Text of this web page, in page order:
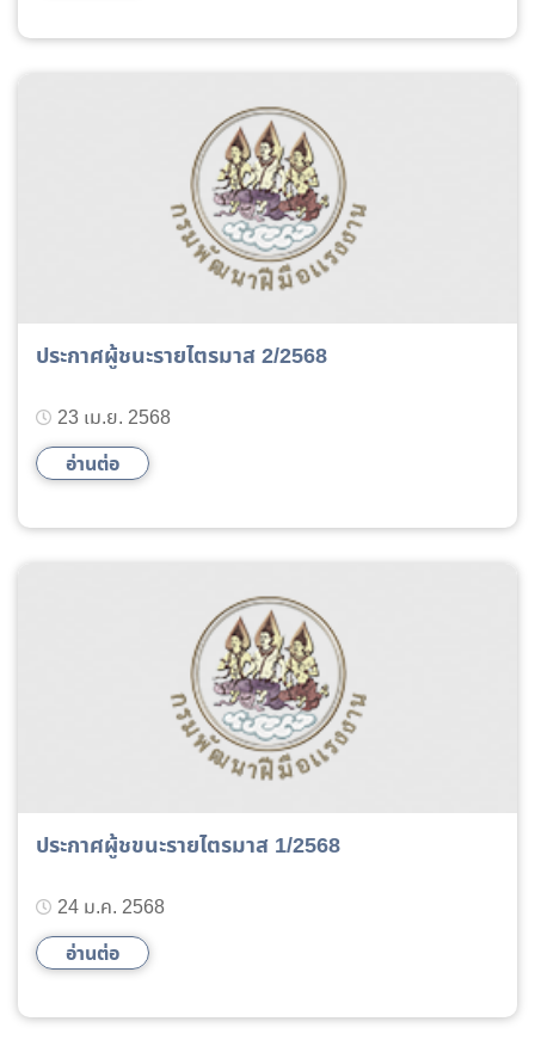
ประกาศผู้ชนะรายไตรมาส 2/2568
23 เม.ย. 2568
อ่านต่อ
ประกาศผู้ชขนะรายไตรมาส 1/2568
24 ม.ค. 2568
อ่านต่อ